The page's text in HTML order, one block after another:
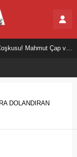
ve Ekibi Vatandaşları Buluşturdu
DOLANDIRAN